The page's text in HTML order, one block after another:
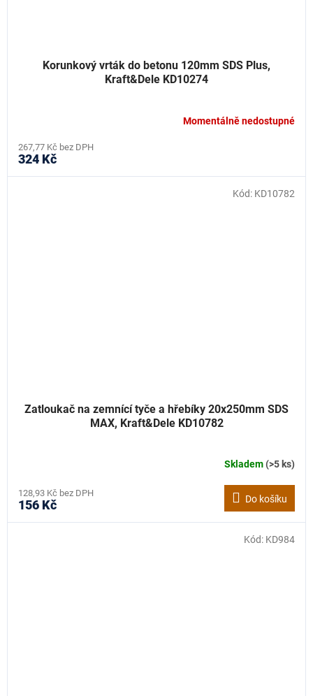
Korunkový vrták do betonu 120mm SDS Plus,
Kraft&Dele KD10274
Momentálně nedostupné
267,77 Kč bez DPH
324 Kč
Zatloukač na zemnící tyče a hřebíky 20x250mm SDS
MAX, Kraft&Dele KD10782
Skladem(>5 ks)
128,93 Kč bez DPH
156 Kč Do košíku
Kód: KD10782
Kód: KD984